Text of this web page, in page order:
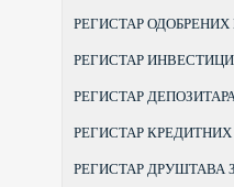
РЕГИСТАР
РЕГИСТАР
РЕГИСТАР
РЕГИСТАР
РЕГИСТАР ДРУШТАВА